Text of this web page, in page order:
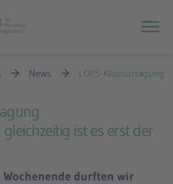
News LOPS-Klausurtagung
gleichzeitig ist es erst der
Wochenende durften wir